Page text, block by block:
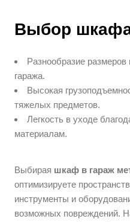
Выбор
Разнообразие
гаража.
Высокая
тяжелых предметов.
Легкость в уходе
материалам.
Выбирая шкаф в гараж
оптимизируете
инструменты и
возможных повреждений.